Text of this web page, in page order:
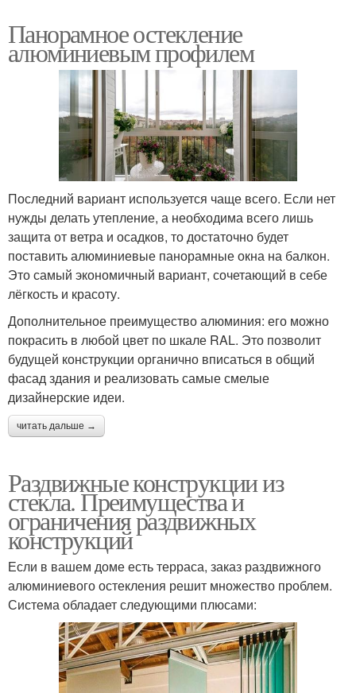
Панорамное остекление
алюминиевым профилем
Последний вариант используется чаще всего. Если нет
нужды делать утепление, а необходима всего лишь
защита от ветра и осадков, то достаточно будет
поставить алюминиевые панорамные окна на балкон.
Это самый экономичный вариант, сочетающий в себе
лёгкость и красоту.
Дополнительное преимущество алюминия: его можно
покрасить в любой цвет по шкале RAL. Это позволит
будущей конструкции органично вписаться в общий
фасад здания и реализовать самые смелые
дизайнерские идеи.
читать дальше →
Раздвижные конструкции из
стекла. Преимущества и
ограничения раздвижных
конструкций
Если в вашем доме есть терраса, заказ раздвижного
алюминиевого остекления решит множество проблем.
Система обладает следующими плюсами: